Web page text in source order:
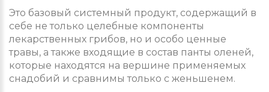
Это базовый системный продукт, содержащий в
себе не только целебные компоненты
лекарственных грибов, но и особо ценные
травы, а также входящие в состав панты оленей,
которые находятся на вершине применяемых
снадобий и сравнимы только с женьшенем.